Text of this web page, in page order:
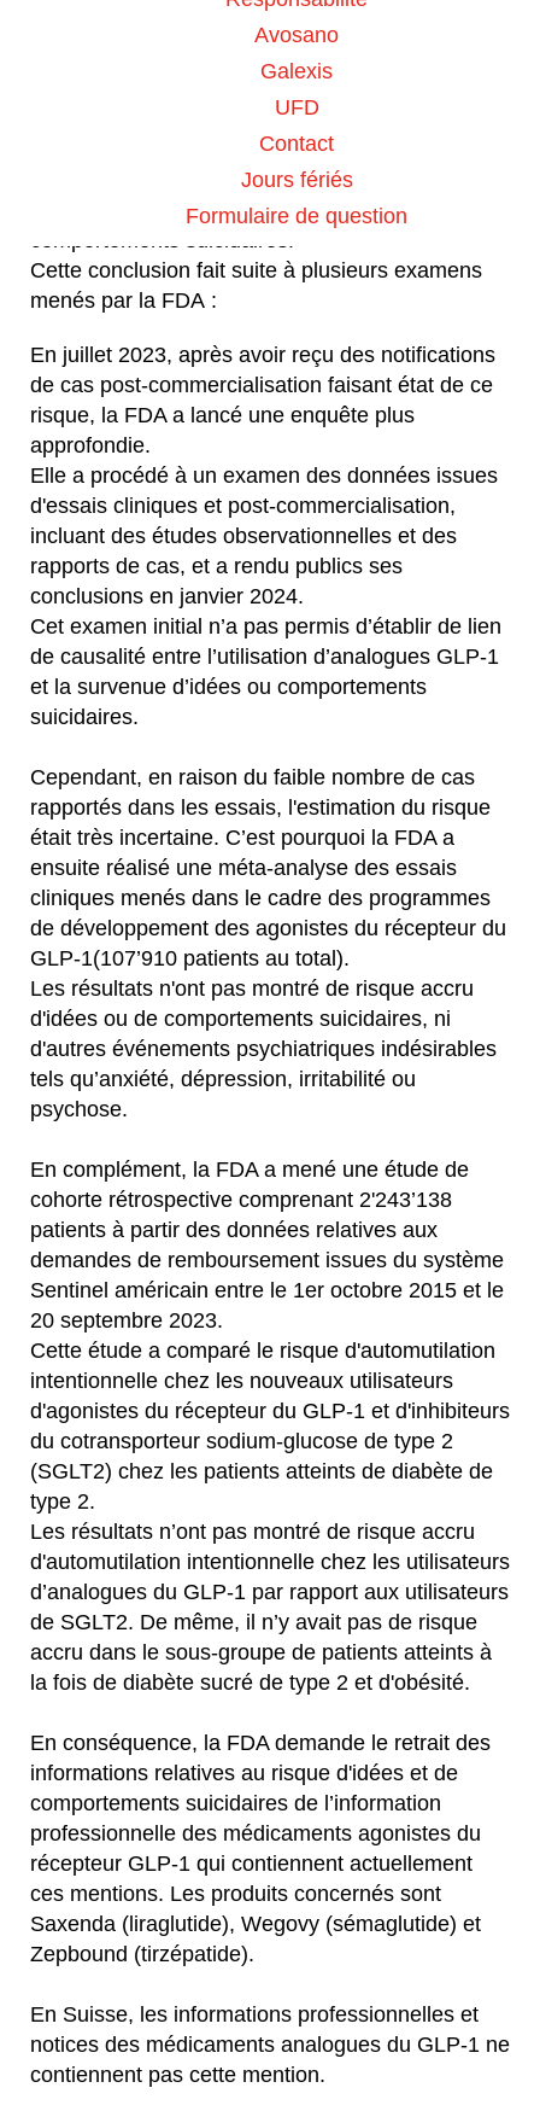
Avosano
Galexis
UFD
Contact
Jours fériés
Formulaire de question
Après l’Agence européenne des
fédérale américaine des produits alimentaires et
médicamenteux (FDA) conclut qu’il n’y a
actuellement pas de lien de causalité entre les
agonistes du GLP-1 et les idées et
comportements suicidaires.
Cette conclusion fait suite à plusieurs examens
menés par la FDA :
En juillet 2023, après avoir reçu des notifications
de cas post-commercialisation faisant état de ce
risque, la FDA a lancé une enquête plus
approfondie.
Elle a procédé à un examen des données issues
d'essais cliniques et post-commercialisation,
incluant des études observationnelles et des
rapports de cas, et a rendu publics ses
conclusions en janvier 2024.
Cet examen initial n’a pas permis d’établir de lien
de causalité entre l’utilisation d’analogues GLP-1
et la survenue d’idées ou comportements
suicidaires.
Cependant, en raison du faible nombre de cas
rapportés dans les essais, l'estimation du risque
était très incertaine. C’est pourquoi la FDA a
ensuite réalisé une méta-analyse des essais
cliniques menés dans le cadre des programmes
de développement des agonistes du récepteur du
GLP-1(107’910 patients au total).
Les résultats n'ont pas montré de risque accru
d'idées ou de comportements suicidaires, ni
d'autres événements psychiatriques indésirables
tels qu’anxiété, dépression, irritabilité ou
psychose.
En complément, la FDA a mené une étude de
cohorte rétrospective comprenant 2'243’138
patients à partir des données relatives aux
demandes de remboursement issues du système
Sentinel américain entre le 1er octobre 2015 et le
20 septembre 2023.
Cette étude a comparé le risque d'automutilation
intentionnelle chez les nouveaux utilisateurs
d'agonistes du récepteur du GLP-1 et d'inhibiteurs
du cotransporteur sodium-glucose de type 2
(SGLT2) chez les patients atteints de diabète de
type 2.
Les résultats n’ont pas montré de risque accru
d'automutilation intentionnelle chez les utilisateurs
d’analogues du GLP-1 par rapport aux utilisateurs
de SGLT2. De même, il n’y avait pas de risque
accru dans le sous-groupe de patients atteints à
la fois de diabète sucré de type 2 et d'obésité.
En conséquence, la FDA demande le retrait des
informations relatives au risque d'idées et de
comportements suicidaires de l’information
professionnelle des médicaments agonistes du
récepteur GLP-1 qui contiennent actuellement
ces mentions. Les produits concernés sont
Saxenda (liraglutide), Wegovy (sémaglutide) et
Zepbound (tirzépatide).
En Suisse, les informations professionnelles et
notices des médicaments analogues du GLP-1 ne
contiennent pas cette mention.